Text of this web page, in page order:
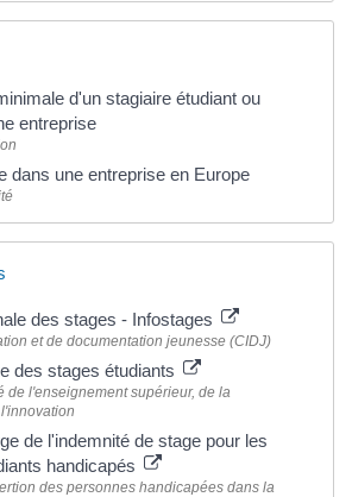
d'un stagiaire étudiant ou
entreprise
dans une entreprise en Europe
des stages - Infostages
et de documentation jeunesse (CIDJ)
des stages étudiants
de l'enseignement supérieur, de la
de l'indemnité de stage pour les
handicapés
des personnes handicapées dans la